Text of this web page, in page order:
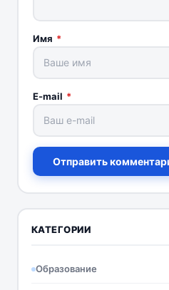
Имя *
E-mail *
Отправить
КАТЕГОРИИ
Образование